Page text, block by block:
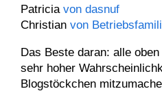
Patricia von dasnuf
Christian von
Das Beste daran: alle
sehr hoher
Blogstöckchen